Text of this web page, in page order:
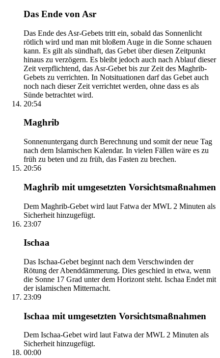
Das Ende von Asr
Das Ende des Asr-Gebets tritt ein, sobald das Sonnenlicht
rötlich wird und man mit bloßem Auge in die Sonne schauen
kann. Es gilt als sündhaft, das Gebet über diesen Zeitpunkt
hinaus zu verzögern. Es bleibt jedoch auch nach Ablauf dieser
Zeit verpflichtend, das Asr-Gebet bis zur Zeit des Maghrib-
Gebets zu verrichten. In Notsituationen darf das Gebet auch
noch nach dieser Zeit verrichtet werden, ohne dass es als
Sünde betrachtet wird.
20:54
Maghrib
Sonnenuntergang durch Berechnung und somit der neue Tag
nach dem Islamischen Kalendar. In vielen Fällen wäre es zu
früh zu beten und zu früh, das Fasten zu brechen.
20:56
Maghrib mit umgesetzten Vorsichtsmaßnahmen
Dem Maghrib-Gebet wird laut Fatwa der MWL 2 Minuten als
Sicherheit hinzugefügt.
23:07
Ischaa
Das Ischaa-Gebet beginnt nach dem Verschwinden der
Rötung der Abenddämmerung. Dies geschied in etwa, wenn
die Sonne 17 Grad unter dem Horizont steht. Ischaa Endet mit
der islamischen Mitternacht.
23:09
Ischaa mit umgesetzten Vorsichtsmaßnahmen
Dem Ischaa-Gebet wird laut Fatwa der MWL 2 Minuten als
Sicherheit hinzugefügt.
00:00